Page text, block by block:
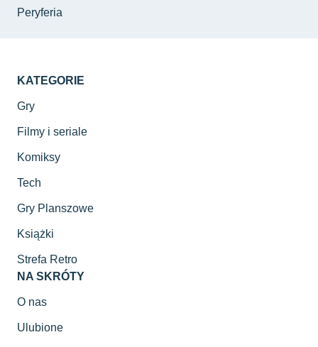
Peryferia
KATEGORIE
Gry
Filmy i seriale
Komiksy
Tech
Gry Planszowe
Książki
Strefa Retro
NA SKRÓTY
O nas
Ulubione